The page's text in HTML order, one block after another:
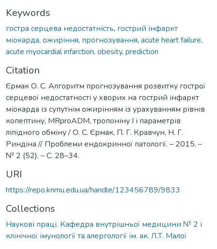
Keywords
гостра серцева недостатність, гострий інфаркт
міокарда, ожиріння, прогнозування, acute heart failure,
acute myocardial infarction, obesity, prediction
Citation
Єрмак О. С. Алгоритм прогнозування розвитку гострої
серцевої недостатності у хворих на гострий інфаркт
міокарда із супутнім ожирінням із урахуванням рівнів
копептину, MRproADM, тропоніну І і параметрів
ліпідного обміну / О. С. Єрмак, П. Г. Кравчун, Н. Г.
Риндіна // Проблеми ендокринної патології. – 2015. –
№ 2 (52). – С. 28–34.
URI
https://repo.knmu.edu.ua/handle/123456789/9833
Collections
Наукові праці. Кафедра внутрішньої медицини № 2 і
клінічної імунології та алергології ім. ак. Л.Т. Малої